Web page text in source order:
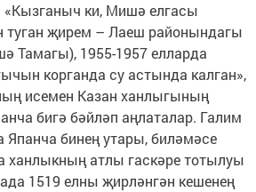
ки, Мишә елгасы
туган җирем – Лаеш районындагы
Тамагы), 1955-1957 елларда
корганда су астында калган»,
исемен Казан ханлыгының
бигә бәйләп аңлаталар. Галим
бинең утары, биләмәсе
ханлыкның атлы гаскәре тотылуы
1519 елны җирләнгән кешенең